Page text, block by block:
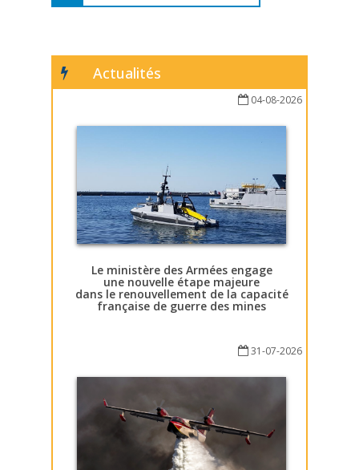
Actualités
04-08-2026
Le ministère des Armées engage
une nouvelle étape majeure
dans le renouvellement de la capacité
française de guerre des mines
31-07-2026